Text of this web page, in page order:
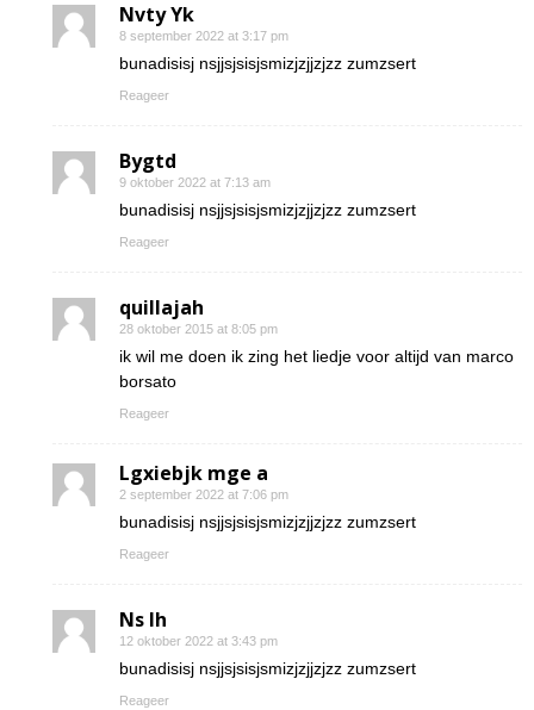
Nvty Yk
8 september 2022 at 3:17 pm
bunadisisj nsjjsjsisjsmizjzjjzjzz zumzsert
Reageer
Bygtd
9 oktober 2022 at 7:13 am
bunadisisj nsjjsjsisjsmizjzjjzjzz zumzsert
Reageer
quillajah
28 oktober 2015 at 8:05 pm
ik wil me doen ik zing het liedje voor altijd van marco
borsato
Reageer
Lgxiebjk mge a
2 september 2022 at 7:06 pm
bunadisisj nsjjsjsisjsmizjzjjzjzz zumzsert
Reageer
Ns Ih
12 oktober 2022 at 3:43 pm
bunadisisj nsjjsjsisjsmizjzjjzjzz zumzsert
Reageer